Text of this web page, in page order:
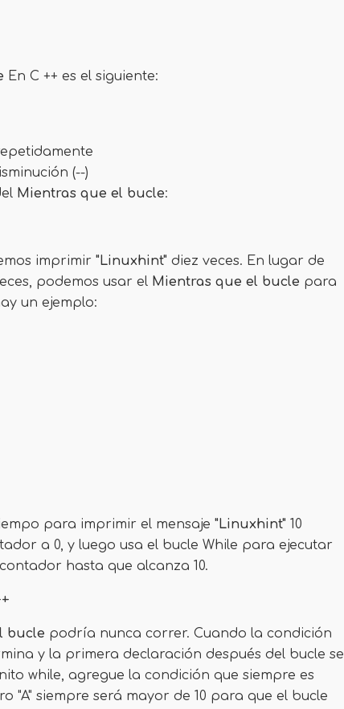
En C ++ es el siguiente:
(--)
Mientras que el bucle:
imprimir "Linuxhint" diez veces. En lugar de
podemos usar el Mientras que el bucle para
un ejemplo:
para imprimir el mensaje "Linuxhint" 10
a 0, y luego usa el bucle While para ejecutar
hasta que alcanza 10.
bucle podría nunca correr. Cuando la condición
y la primera declaración después del bucle se
while, agregue la condición que siempre es
"A" siempre será mayor de 10 para que el bucle